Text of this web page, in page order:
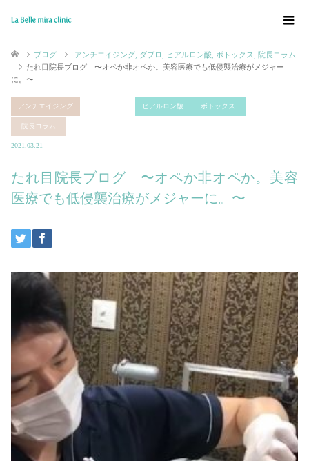
ブログ アンチエイジング ダブロ ヒアルロン酸 ボトックス
院長コラム
たれ目院長ブログ 〜オペか非オペか。美容医療でも低侵襲治療がメジャー
に。〜
アンチエイジング ヒアルロン酸 ボトックス
院長コラム
2021.03.21
たれ目院長ブログ 〜オペか非オペか。美容
医療でも低侵襲治療がメジャーに。〜